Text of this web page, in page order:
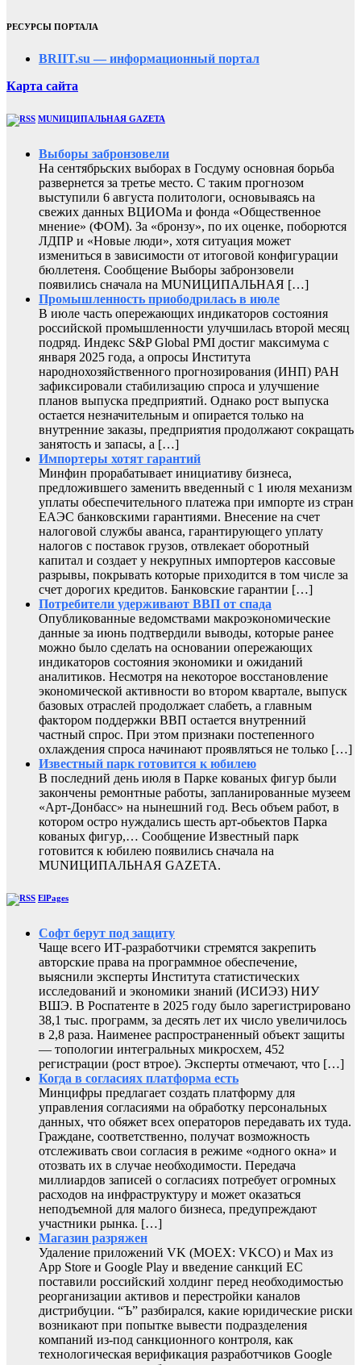
РЕСУРСЫ ПОРТАЛА
BRIIT.su — информационный портал
Карта сайта
MUNИЦИПАЛЬНАЯ GAZЕТА
Выборы забронзовели
На сентябрьских выборах в Госдуму основная борьба
развернется за третье место. С таким прогнозом
выступили 6 августа политологи, основываясь на
свежих данных ВЦИОМа и фонда «Общественное
мнение» (ФОМ). За «бронзу», по их оценке, поборются
ЛДПР и «Новые люди», хотя ситуация может
измениться в зависимости от итоговой конфигурации
бюллетеня. Сообщение Выборы забронзовели
появились сначала на MUNИЦИПАЛЬНАЯ […]
Промышленность приободрилась в июле
В июле часть опережающих индикаторов состояния
российской промышленности улучшилась второй месяц
подряд. Индекс S&P Global PMI достиг максимума с
января 2025 года, а опросы Института
народнохозяйственного прогнозирования (ИНП) РАН
зафиксировали стабилизацию спроса и улучшение
планов выпуска предприятий. Однако рост выпуска
остается незначительным и опирается только на
внутренние заказы, предприятия продолжают сокращать
занятость и запасы, а […]
Импортеры хотят гарантий
Минфин прорабатывает инициативу бизнеса,
предложившего заменить введенный с 1 июля механизм
уплаты обеспечительного платежа при импорте из стран
ЕАЭС банковскими гарантиями. Внесение на счет
налоговой службы аванса, гарантирующего уплату
налогов с поставок грузов, отвлекает оборотный
капитал и создает у некрупных импортеров кассовые
разрывы, покрывать которые приходится в том числе за
счет дорогих кредитов. Банковские гарантии […]
Потребители удерживают ВВП от спада
Опубликованные ведомствами макроэкономические
данные за июнь подтвердили выводы, которые ранее
можно было сделать на основании опережающих
индикаторов состояния экономики и ожиданий
аналитиков. Несмотря на некоторое восстановление
экономической активности во втором квартале, выпуск
базовых отраслей продолжает слабеть, а главным
фактором поддержки ВВП остается внутренний
частный спрос. При этом признаки постепенного
охлаждения спроса начинают проявляться не только […]
Известный парк готовится к юбилею
В последний день июля в Парке кованых фигур были
закончены ремонтные работы, запланированные музеем
«Арт-Донбасс» на нынешний год. Весь объем работ, в
котором остро нуждались шесть арт-обьектов Парка
кованых фигур,… Сообщение Известный парк
готовится к юбилею появились сначала на
MUNИЦИПАЛЬНАЯ GAZЕТА.
ElPages
Софт берут под защиту
Чаще всего ИТ-разработчики стремятся закрепить
авторские права на программное обеспечение,
выяснили эксперты Института статистических
исследований и экономики знаний (ИСИЭЗ) НИУ
ВШЭ. В Роспатенте в 2025 году было зарегистрировано
38,1 тыс. программ, за десять лет их число увеличилось
в 2,8 раза. Наименее распространенный объект защиты
— топологии интегральных микросхем, 452
регистрации (рост втрое). Эксперты отмечают, что […]
Когда в согласиях платформа есть
Минцифры предлагает создать платформу для
управления согласиями на обработку персональных
данных, что обяжет всех операторов передавать их туда.
Граждане, соответственно, получат возможность
отслеживать свои согласия в режиме «одного окна» и
отозвать их в случае необходимости. Передача
миллиардов записей о согласиях потребует огромных
расходов на инфраструктуру и может оказаться
неподъемной для малого бизнеса, предупреждают
участники рынка. […]
Магазин разряжен
Удаление приложений VK (MOEX: VKCO) и Max из
App Store и Google Play и введение санкций ЕС
поставили российский холдинг перед необходимостью
реорганизации активов и перестройки каналов
дистрибуции. “Ъ” разбирался, какие юридические риски
возникают при попытке вывести подразделения
компаний из-под санкционного контроля, как
технологическая верификация разработчиков Google